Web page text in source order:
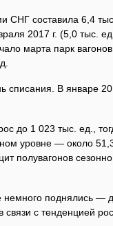
СНГ составила 6,4
2017 г. (5,0 тыс.
марта парк
списания. В январе
до 1 023 тыс. ед.,
уровне — около
полувагонов
поднялись —
с тенденцией